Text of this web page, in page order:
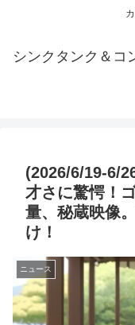
シンクタンク＆コ
(2026/6/19-6/
才さに驚愕！
量、秘蔵映像
け！
ニュース